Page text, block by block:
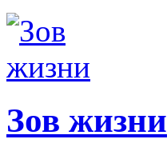
Зов жизни